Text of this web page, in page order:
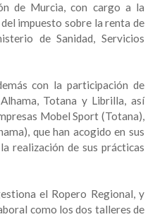
de Murcia, con cargo a la
impuesto sobre la renta de
de Sanidad, Servicios
con la participación de
Totana y Librilla, así
Mobel Sport (Totana),
que han acogido en sus
realización de sus prácticas
el Ropero Regional, y
como los dos talleres de